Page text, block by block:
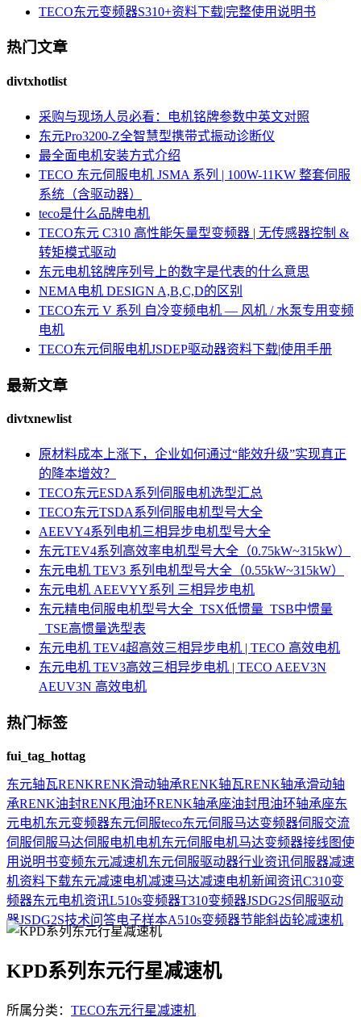
TECO东元变频器S310+资料下载|完整使用说明书
热门文章
divtxhotlist
采购与现场人员必看：电机铭牌参数中英文对照
东元Pro3200-Z全智慧型携带式振动诊断仪
最全面电机安装方式介绍
TECO 东元伺服电机 JSMA 系列 | 100W-11KW 整套伺服
系统（含驱动器）
teco是什么品牌电机
TECO东元 C310 高性能矢量型变频器 | 无传感器控制 &
转矩模式驱动
东元电机铭牌序列号上的数字是代表的什么意思
NEMA电机 DESIGN A,B,C,D的区别
TECO东元 V 系列 自冷变频电机 — 风机 / 水泵专用变频
电机
TECO东元伺服电机JSDEP驱动器资料下载|使用手册
最新文章
divtxnewlist
原材料成本上涨下，企业如何通过“能效升级”实现真正
的降本增效？
TECO东元ESDA系列伺服电机选型汇总
TECO东元TSDA系列伺服电机型号大全
AEEVY4系列电机三相异步电机型号大全
东元TEV4系列高效率电机型号大全（0.75kW~315kW）
东元电机 TEV3 系列电机型号大全（0.55kW~315kW）
东元电机 AEEVYY系列 三相异步电机
东元精电伺服电机型号大全_TSX低惯量_TSB中惯量
_TSE高惯量选型表
东元电机 TEV4超高效三相异步电机 | TECO 高效电机
东元电机 TEV3高效三相异步电机 | TECO AEEV3N
AEUV3N 高效电机
热门标签
fui_tag_hottag
东元轴瓦RENKRENK滑动轴承RENK轴瓦RENK轴承滑动轴
承RENK油封RENK甩油环RENK轴承座油封甩油环轴承座东
元电机东元变频器东元伺服teco东元伺服马达变频器伺服交流
伺服伺服马达伺服电机电机东元伺服电机马达变频器接线图使
用说明书变频东元减速机东元伺服驱动器行业资讯伺服器减速
机资料下载东元减速电机减速马达减速电机新闻资讯C310变
频器东元电机资讯L510s变频器T310变频器JSDG2S伺服驱动
器JSDG2S技术问答电子样本A510s变频器节能斜齿轮减速机
KPD系列东元行星减速机
所属分类： TECO东元行星减速机